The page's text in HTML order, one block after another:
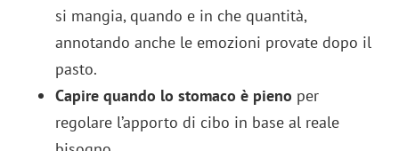
si mangia, quando e in che quantità,
annotando anche le emozioni provate dopo il
pasto.
Capire quando lo stomaco è pieno per
regolare l’apporto di cibo in base al reale